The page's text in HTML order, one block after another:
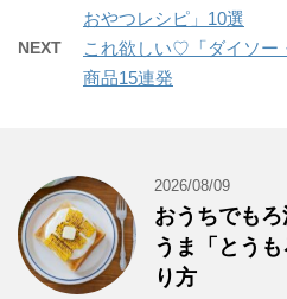
おやつレシピ」10選
NEXT
これ欲しい♡「ダイソー
商品15連発
2026/08/09
おうちでも
うま「とう
り方